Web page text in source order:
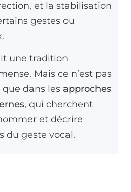
et la stabilisation
gestes ou
une tradition
Mais ce n’est pas
dans les approches
, qui cherchent
et décrire
du geste vocal.